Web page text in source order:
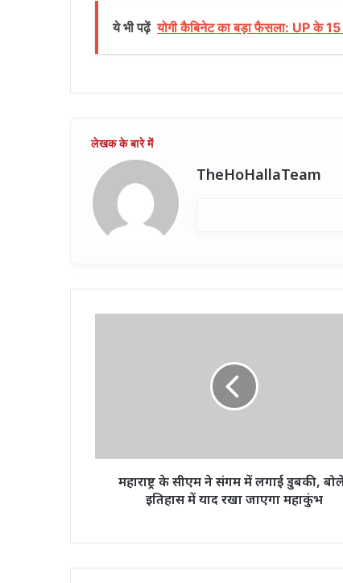
ये भी पढ़ें योगी कैबिनेट का बड़ा फैसला: UP के 15
TheHoHallaTeam
बोले-
जाएगा
महाराष्ट्र के सीएम ने संगम में लगाई डुबकी,
इतिहास में याद रखा जाएगा महाकुंभ